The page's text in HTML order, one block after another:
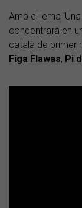
Amb el lema
concentrarà en
català de primer
Figa Flawas, Pi